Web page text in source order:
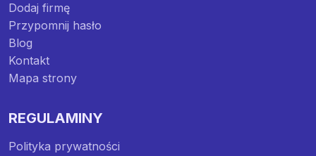
Dodaj firmę
Przypomnij hasło
Blog
Kontakt
Mapa strony
REGULAMINY
Polityka prywatności